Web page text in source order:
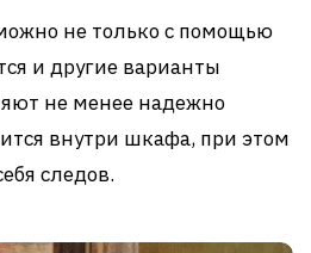
не только с помощью
и другие варианты
не менее надежно
внутри шкафа, при этом
следов.